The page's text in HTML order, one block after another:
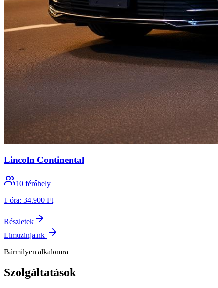
Lincoln Continental
10 férőhely
1 óra: 34.900 Ft
Részletek
Limuzinjaink
Bármilyen alkalomra
Szolgáltatások